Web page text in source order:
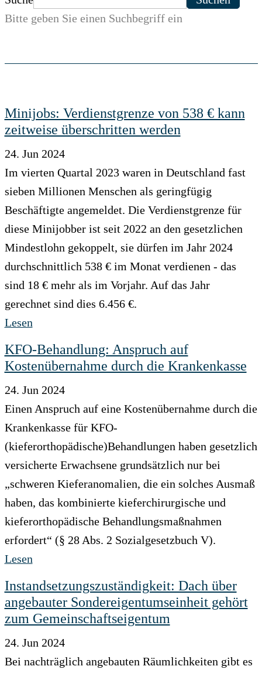
Bitte geben Sie einen Suchbegriff ein
Minijobs: Verdienstgrenze von 538 € kann
zeitweise überschritten werden
24. Jun 2024
Im vierten Quartal 2023 waren in Deutschland fast
sieben Millionen Menschen als geringfügig
Beschäftigte angemeldet. Die Verdienstgrenze für
diese Minijobber ist seit 2022 an den gesetzlichen
Mindestlohn gekoppelt, sie dürfen im Jahr 2024
durchschnittlich 538 € im Monat verdienen - das
sind 18 € mehr als im Vorjahr. Auf das Jahr
gerechnet sind dies 6.456 €.
Lesen
KFO-Behandlung: Anspruch auf
Kostenübernahme durch die Krankenkasse
24. Jun 2024
Einen Anspruch auf eine Kostenübernahme durch die
Krankenkasse für KFO-
(kieferorthopädische)Behandlungen haben gesetzlich
versicherte Erwachsene grundsätzlich nur bei
„schweren Kieferanomalien, die ein solches Ausmaß
haben, das kombinierte kieferchirurgische und
kieferorthopädische Behandlungsmaßnahmen
erfordert“ (§ 28 Abs. 2 Sozialgesetzbuch V).
Lesen
Instandsetzungszuständigkeit: Dach über
angebauter Sondereigentumseinheit gehört
zum Gemeinschaftseigentum
24. Jun 2024
Bei nachträglich angebauten Räumlichkeiten gibt es